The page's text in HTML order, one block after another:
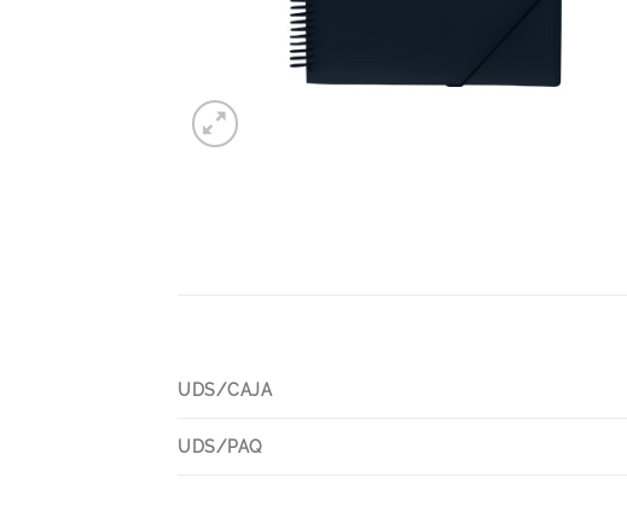
UDS/CAJA
UDS/PAQ